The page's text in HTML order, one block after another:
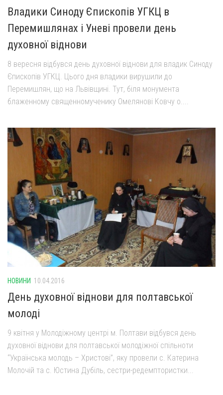
Владики Синоду Єпископів УГКЦ в
Перемишлянах і Уневі провели день
духовної віднови
8 вересня відбувся день духовної віднови для владик Синоду
Єпископів УГКЦ. Цього дня владики вирушили до
Перемишлян, що на Львівщині. Тут, біля монумента
блаженному священномученику Омелянові Ковчу о....
НОВИНИ 10.04.2016
День духовної віднови для полтавської
молоді
9 квітня у Молодіжному центрі м. Полтави відбувся день
духовної віднови для полтавської молодіжної спільноти
“Українська молодь – Христові”, яку провели с. Катерина
Молочій та с. Юстина Дубіль, сестри-редемптористки...